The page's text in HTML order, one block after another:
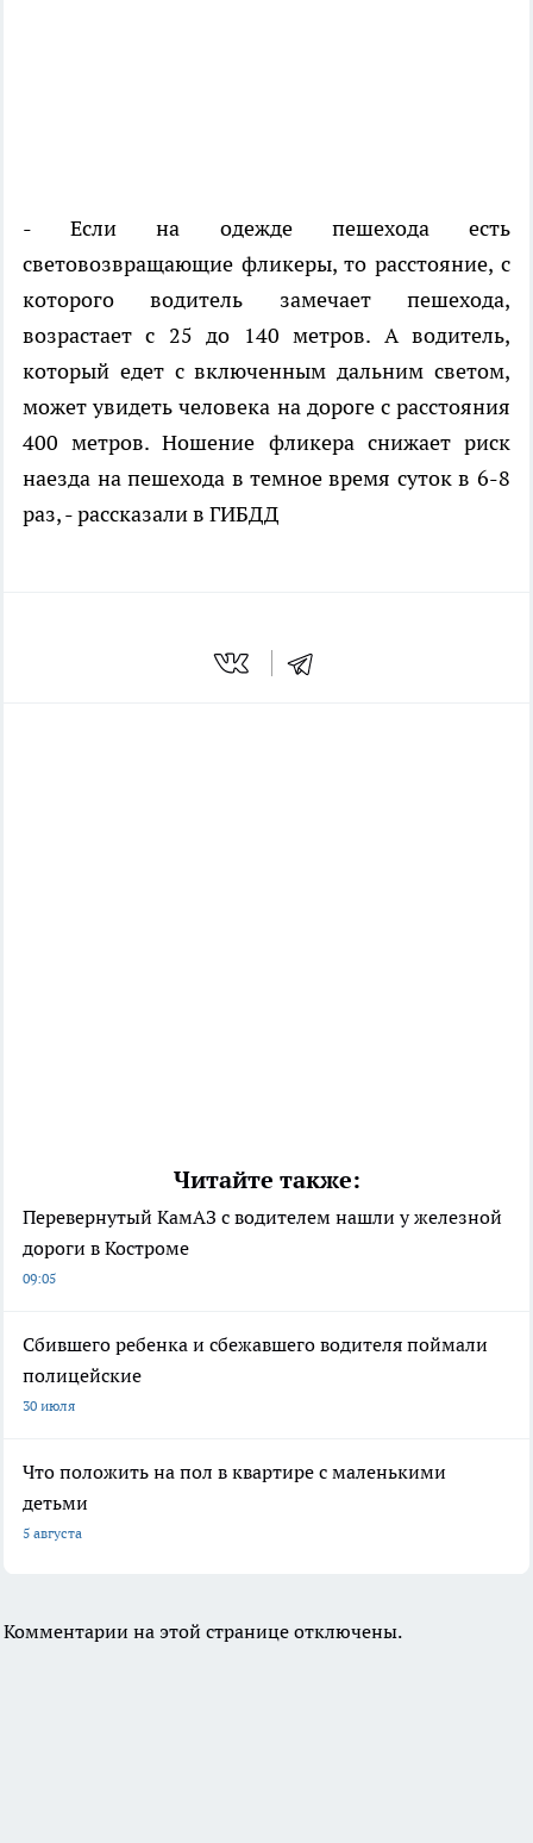
- Если на одежде пешехода есть
световозвращающие фликеры, то расстояние, с
которого водитель замечает пешехода,
возрастает с 25 до 140 метров. А водитель,
который едет с включенным дальним светом,
может увидеть человека на дороге с расстояния
400 метров. Ношение фликера снижает риск
наезда на пешехода в темное время суток в 6-8
раз, - рассказали в ГИБДД
Читайте также:
Перевернутый КамАЗ с водителем нашли у железной
дороги в Костроме
09:05
Сбившего ребенка и сбежавшего водителя поймали
полицейские
30 июля
Что положить на пол в квартире с маленькими
детьми
5 августа
Комментарии на этой странице отключены.